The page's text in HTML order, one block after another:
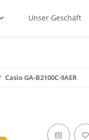
Unser Geschäft
Casio GA-B2100C-9AER